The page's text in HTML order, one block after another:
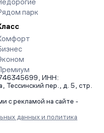
парк
ИНН:
пер., д. 5, стр.
с рекламой на сайте -
данных и политика